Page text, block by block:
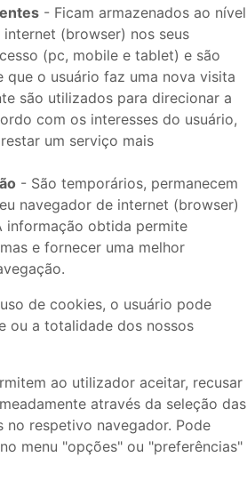
- Ficam armazenados ao nível
(browser) nos seus
(pc, mobile e tablet) e são
que o usuário faz uma nova visita
são utilizados para direcionar a
com os interesses do usuário,
um serviço mais
- São temporários, permanecem
navegador de internet (browser)
informação obtida permite
e fornecer uma melhor
de cookies, o usuário pode
ou a totalidade dos nossos
ao utilizador aceitar, recusar
através da seleção das
no respetivo navegador. Pode
menu "opções" ou "preferências"